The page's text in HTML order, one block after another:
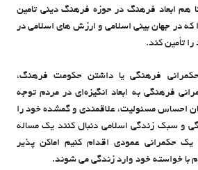
هم ابعاد فرهنگ در حوزه فرهنگ دینی تامین
در جهان بینی اسلامی و ارزش های اسلامی در
تأمین کند.
فرهنگی یا داشتن حکومت فرهنگ،
فرهنگی به ابعاد انگیزه‌ای در مردم توجه
احساس مسئولیت، علاقمندی و گمشده خود را
و سبک زندگی اسلامی دنبال کنند یک مساله
یک حکمرانی عمودی اقدام کنیم اماکن پذیر
با خواسته خود وارد زندگی می شوند.